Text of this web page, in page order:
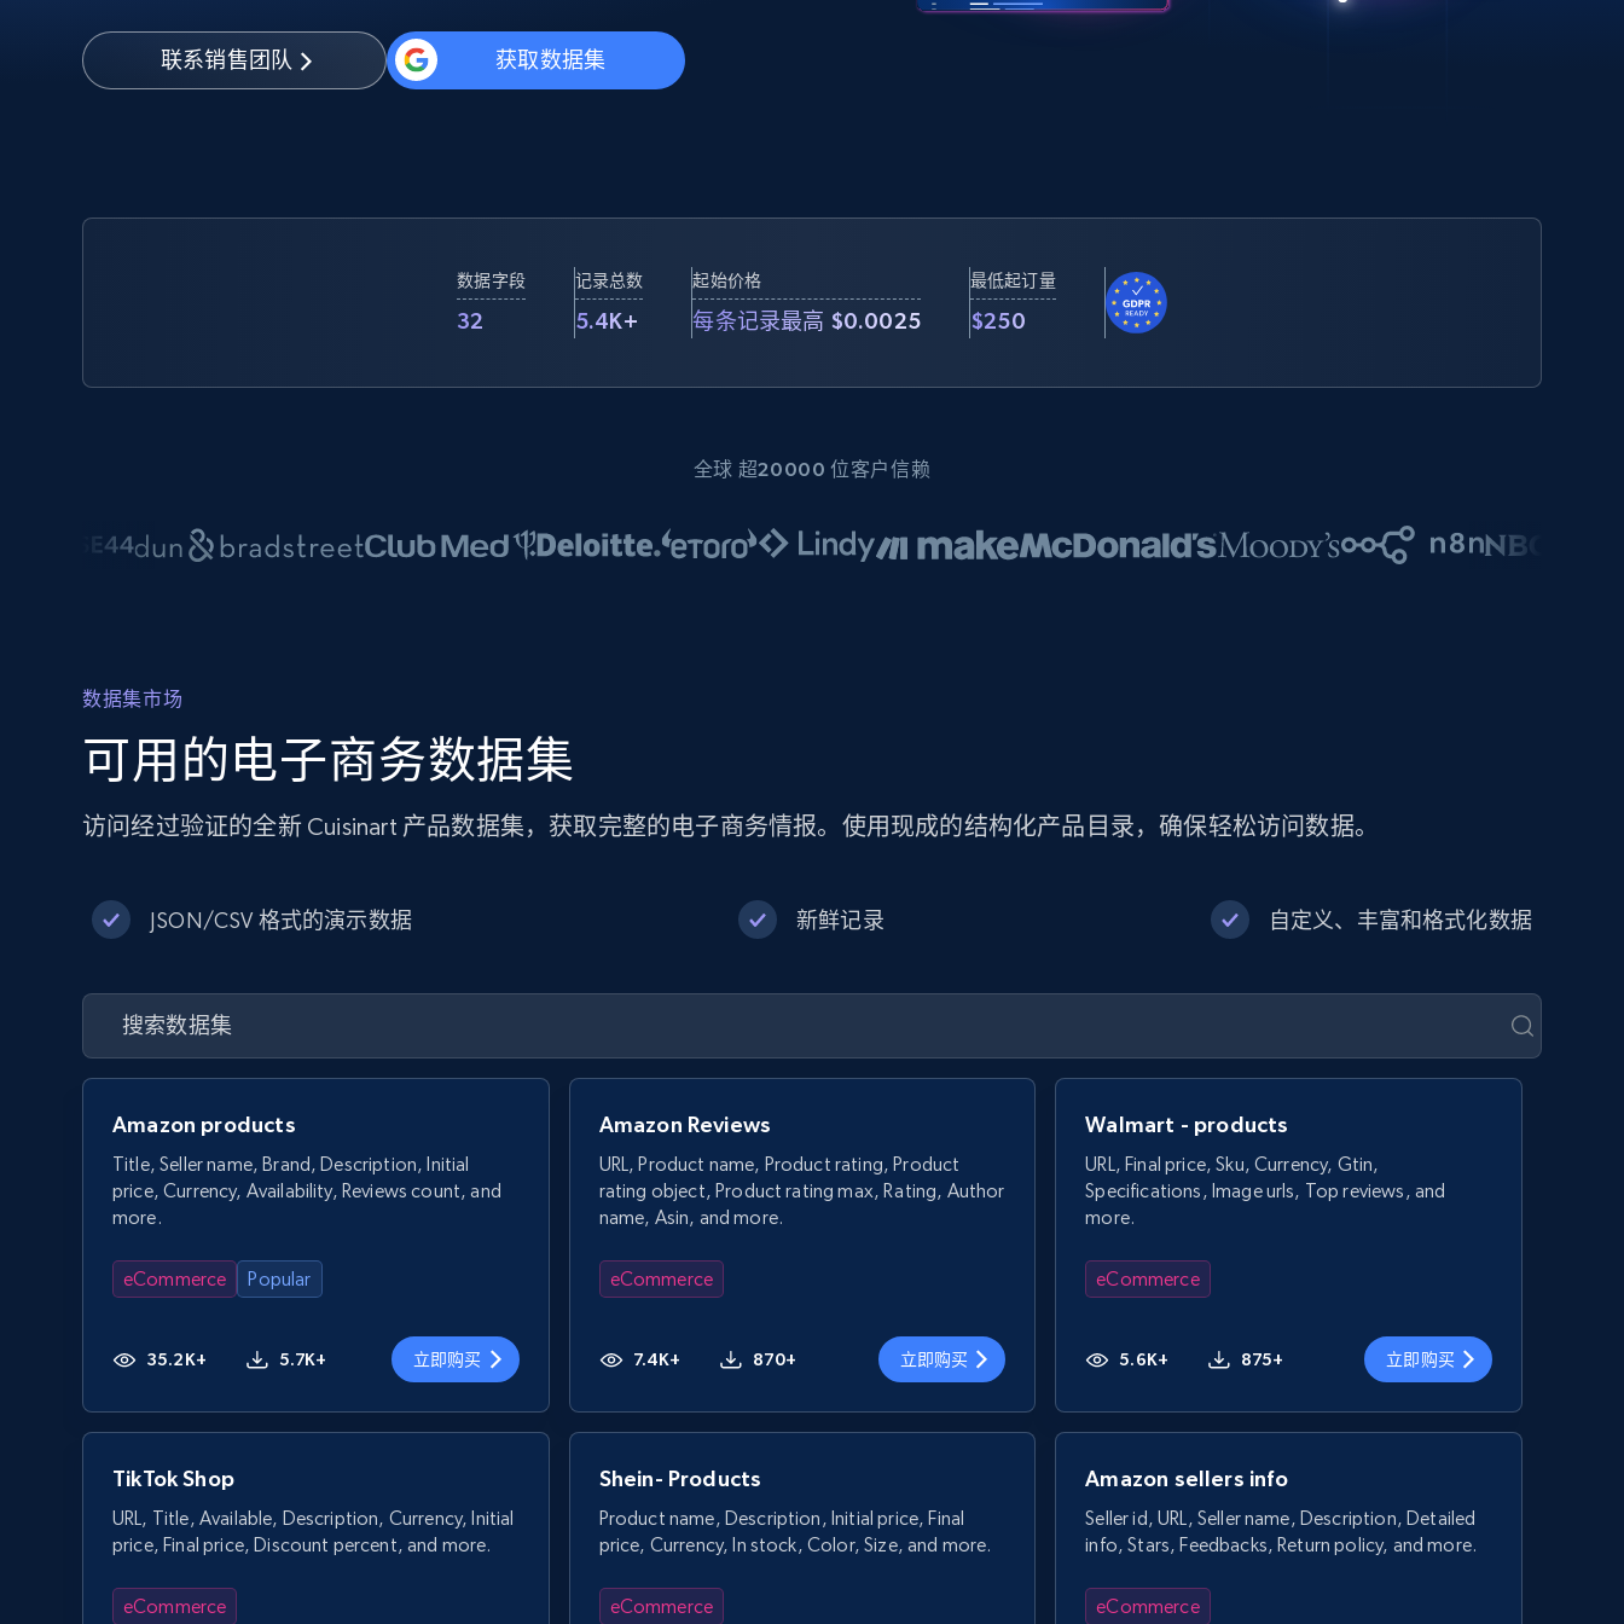
动态代理 5折
超40000万 万高速真人住宅代理
静态ISP代理
130万+ 超高速静态住宅代理
ISP 代理
联系销售团队 获取数据集
数据字段
32
记录总数
5.4K+
起始价格
每条记录最高 $0.0025
最低起订量
$250
全球 超20000 位客户信赖
数据集市场
可用的电子商务数据集
访问经过验证的全新 Cuisinart 产品数据集，获取完整的电子商务情报。使用现成的结构化产品目录，确保轻松访问数据。
JSON/CSV 格式的演示数据 新鲜记录 自定义、丰富和格式化数据
Amazon products
Title, Seller name, Brand, Description, Initial
price, Currency, Availability, Reviews count, and
more.
eCommerce Popular
35.2K+ 5.7K+ 立即购买
Amazon Reviews
URL, Product name, Product rating, Product
rating object, Product rating max, Rating, Author
name, Asin, and more.
eCommerce
7.4K+ 870+ 立即购买
Walmart - products
URL, Final price, Sku, Currency, Gtin,
Specifications, Image urls, Top reviews, and
more.
eCommerce
5.6K+ 875+ 立即购买
TikTok Shop
URL, Title, Available, Description, Currency, Initial
price, Final price, Discount percent, and more.
eCommerce
Shein- Products
Product name, Description, Initial price, Final
price, Currency, In stock, Color, Size, and more.
eCommerce
Amazon sellers info
Seller id, URL, Seller name, Description, Detailed
info, Stars, Feedbacks, Return policy, and more.
eCommerce